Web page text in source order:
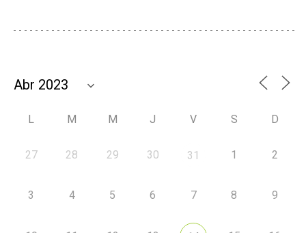
L M M J V S D
27 28 29 30 31 1 2
3 4 5 6 7 8 9